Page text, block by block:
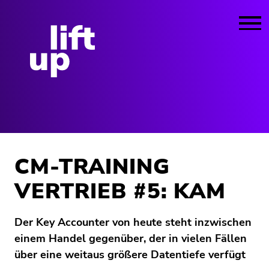
CM-TRAINING
VERTRIEB #5: KAM
Der Key Accounter von heute steht inzwischen
einem Handel gegenüber, der in vielen Fällen
über eine weitaus größere Datentiefe verfügt